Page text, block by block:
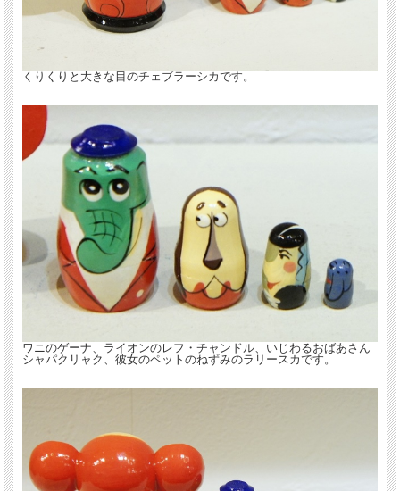
くりくりと大きな目のチェブラーシカです。
ワニのゲーナ、ライオンのレフ・チャンドル、いじわるおばあさん
シャパクリャク、彼女のペットのねずみのラリースカです。